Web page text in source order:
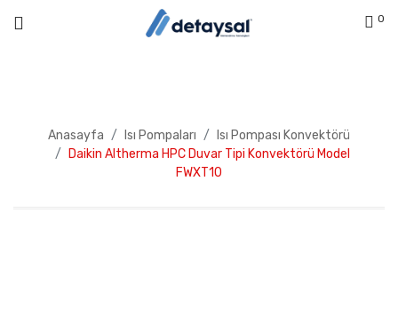
0
Anasayfa Isı Pompaları
Isı Pompası Konvektörü
Daikin Altherma HPC Duvar Tipi Konvektörü Model
FWXT10